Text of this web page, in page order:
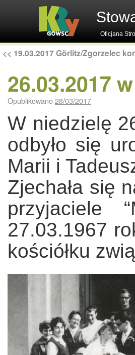
Oficjana
<< 19.03.2017 Görlitz/Zgorzelec
26.03.2017
Opublikowano28/03/2017
W niedzielę
odbyło się
Marii i
Zjechała się
przyjaciele
27.03.1967
kościółku